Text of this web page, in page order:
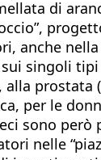
di
anche
singoli
alla
per le
sono però
nelle